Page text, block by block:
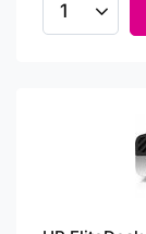
Ilość